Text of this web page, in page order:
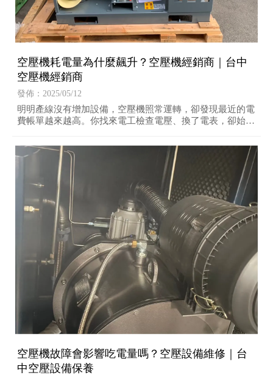
空壓機耗電量為什麼飆升？空壓機經銷商｜台中
空壓機經銷商
發佈：2025/05/12
明明產線沒有增加設備，空壓機照常運轉，卻發現最近的電
費帳單越來越高。你找來電工檢查電壓、換了電表，卻始終
空壓機故障會影響吃電量嗎？空壓設備維修｜台
中空壓設備保養